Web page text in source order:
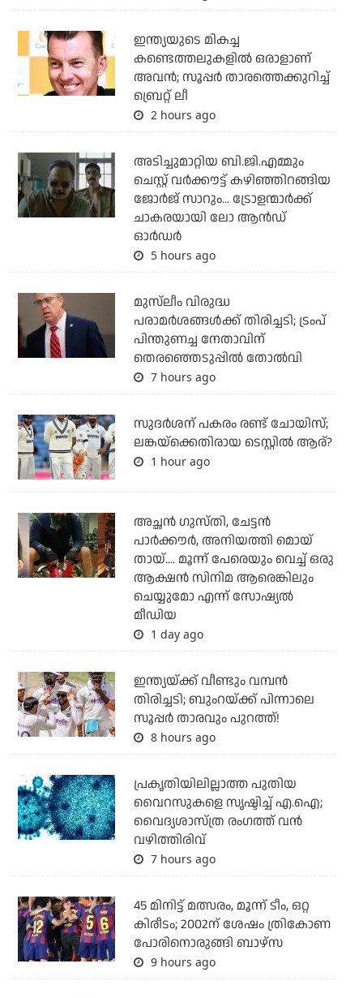
ഇന്ത്യയുടെ മികച്ച
കണ്ടെത്തലുകളില്‍ ഒരാളാണ്
അവന്‍; സൂപ്പര്‍ താരത്തെക്കുറിച്ച്
ബ്രെറ്റ് ലീ
2 hours ago
അടിച്ചുമാറ്റിയ ബി.ജി.എമ്മും
ചെസ്റ്റ് വര്‍ക്കൗട്ട് കഴിഞ്ഞിറങ്ങിയ
ജോര്‍ജ് സാറും... ട്രോളന്മാര്‍ക്ക്
ചാകരയായി ലോ ആന്‍ഡ്
ഓര്‍ഡര്‍
5 hours ago
മുസ്‌ലീം വിരുദ്ധ
പരാമര്‍ശങ്ങള്‍ക്ക് തിരിച്ചടി; ട്രംപ്
പിന്തുണച്ച നേതാവിന്
തെരഞ്ഞെടുപ്പില്‍ തോല്‍വി
7 hours ago
സുദര്‍ശന് പകരം രണ്ട് ചോയിസ്;
ലങ്കയ്‌ക്കെതിരായ ടെസ്റ്റില്‍ ആര്?
1 hour ago
അച്ഛന്‍ ഗുസ്തി, ചേട്ടന്‍
പാര്‍ക്കൗര്‍, അനിയത്തി മൊയ്
തായ്.... മൂന്ന് പേരെയും വെച്ച് ഒരു
ആക്ഷന്‍ സിനിമ ആരെങ്കിലും
ചെയ്യുമോ എന്ന് സോഷ്യല്‍
മീഡിയ
1 day ago
ഇന്ത്യയ്ക്ക് വീണ്ടും വമ്പന്‍
തിരിച്ചടി; ബുംറയ്ക്ക് പിന്നാലെ
സൂപ്പര്‍ താരവും പുറത്ത്!
8 hours ago
പ്രകൃതിയിലില്ലാത്ത പുതിയ
വൈറസുകളെ സൃഷ്ടിച്ച് എ.ഐ;
വൈദ്യശാസ്ത്ര രംഗത്ത് വന്‍
വഴിത്തിരിവ്
7 hours ago
45 മിനിട്ട് മത്സരം, മൂന്ന് ടീം, ഒറ്റ
കിരീടം; 2002ന് ശേഷം ത്രികോണ
പോരിനൊരുങ്ങി ബാഴ്‌സ
9 hours ago